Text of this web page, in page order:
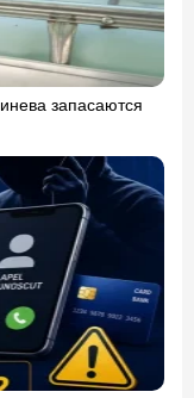
запасаются